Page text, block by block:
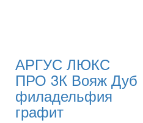
АРГУС ЛЮКС
ПРО 3К Вояж Дуб
филадельфия
графит